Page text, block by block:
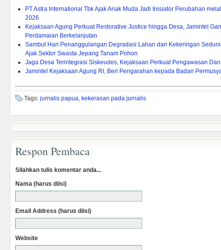
PT Astra International Tbk Ajak Anak Muda Jadi Inisiator Perubahan
2026
Kejaksaan Agung Perkuat Restorative Justice hingga Desa, Jamintel
Perdamaian Berkelanjutan
Sambut Hari Penanggulangan Degradasi Lahan dan Kekeringan
Ajak Sektor Swasta Jepang Tanam Pohon
Jaga Desa Terintegrasi Siskeudes, Kejaksaan Perkuat Pengawasan
Jamintel Kejaksaan Agung RI, Beri Pengarahan kepada Badan
Tags: jurnalis papua, kekerasan pada jurnalis
Respon Pembaca
Silahkan tulis komentar anda...
Nama (harus diisi)
Email Address (harus diisi)
Website